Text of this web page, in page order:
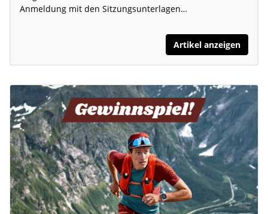
Anmeldung mit den Sitzungsunterlagen…
Artikel anzeigen